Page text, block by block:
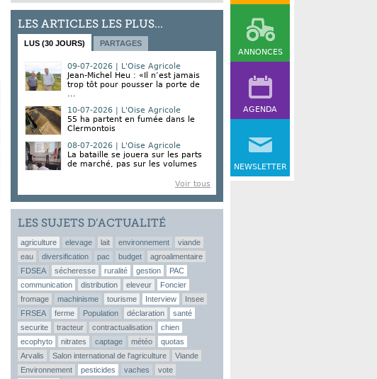
ANNONCES
AGENDA
NEWSLETTER
LES ARTICLES LES PLUS...
LUS (30 JOURS) PARTAGES
09-07-2026 | L'Oise Agricole
Jean-Michel Heu : «Il n’est jamais
trop tôt pour pousser la porte de
...
10-07-2026 | L'Oise Agricole
55 ha partent en fumée dans le
Clermontois
08-07-2026 | L'Oise Agricole
La bataille se jouera sur les parts
de marché, pas sur les volumes
Voir tous
LES SUJETS D’ACTUALITÉ
agriculture elevage lait environnement
viande
eau
diversification pac budget
agroalimentaire
FDSEA
sécheresse ruralité gestion
PAC
communication
distribution eleveur
Foncier
fromage
machinisme tourisme Interview
Insee
FRSEA
ferme Population déclaration
santé
securite
tracteur contractualisation
chien
ecophyto
nitrates captage météo
quotas
Arvalis
Salon international de l'agriculture
Viande
Environnement
pesticides vaches
vote